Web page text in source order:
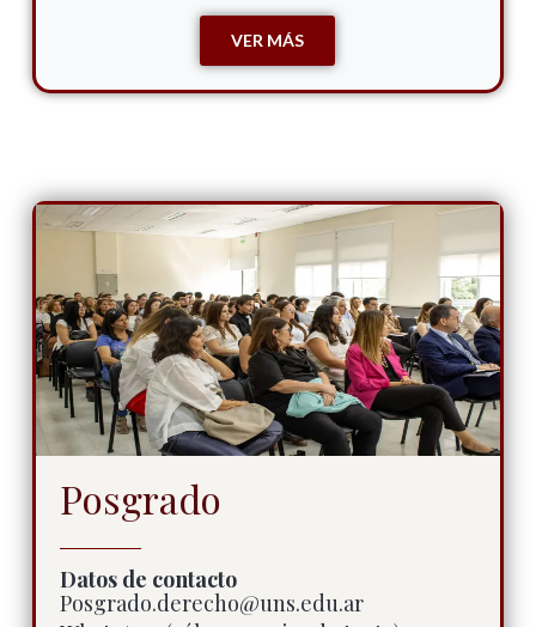
VER MÁS
Posgrado
Datos de contacto
Posgrado.derecho@uns.edu.ar